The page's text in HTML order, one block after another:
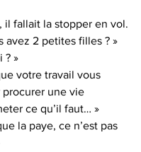
il fallait la stopper en vol.
avez 2 petites filles ? »
? »
votre travail vous
une vie
ce qu’il faut… »
la paye, ce n’est pas